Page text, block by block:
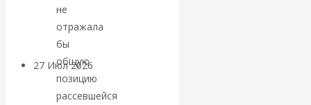
вчера и сегодня
27 Июл 2026
валютная система
не
отражала
бы
общую
позицию
рассевшейся